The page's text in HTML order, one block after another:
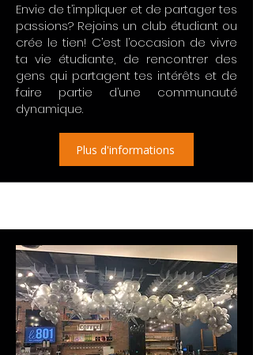
Envie de t’impliquer et de partager tes
passions? Rejoins un club étudiant ou
crée le tien! C’est l’occasion de vivre
ta vie étudiante, de rencontrer des
gens qui partagent tes intérêts et de
faire partie d’une communauté
dynamique.
Plus d'informations